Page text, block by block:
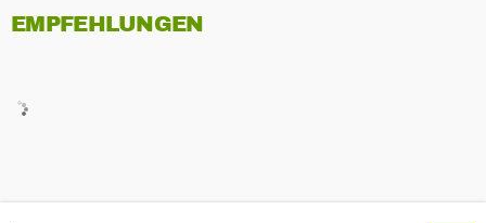
EMPFEHLUNGEN